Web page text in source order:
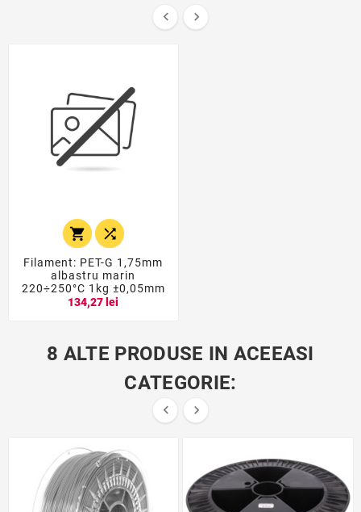
 
 
Filament: PET-G 1,75mm
albastru marin
220÷250°C 1kg ±0,05mm
134,27 lei
8 ALTE PRODUSE IN ACEEASI
CATEGORIE:
 